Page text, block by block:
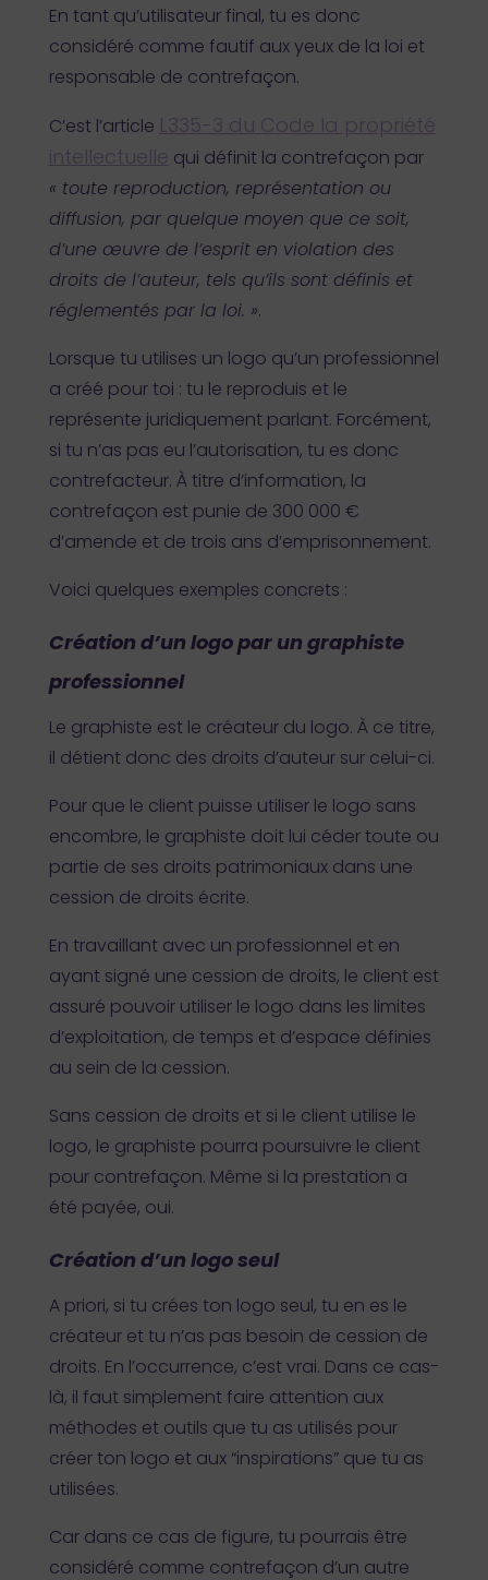
En tant qu’utilisateur final, tu es donc
considéré comme fautif aux yeux de la loi et
responsable de contrefaçon.
C’est l’article L335-3 du Code la propriété
intellectuelle qui définit la contrefaçon par
« toute reproduction, représentation ou
diffusion, par quelque moyen que ce soit,
d’une œuvre de l’esprit en violation des
droits de l’auteur, tels qu’ils sont définis et
réglementés par la loi. ».
Lorsque tu utilises un logo qu’un professionnel
a créé pour toi : tu le reproduis et le
représente juridiquement parlant. Forcément,
si tu n’as pas eu l’autorisation, tu es donc
contrefacteur. À titre d’information, la
contrefaçon est punie de 300 000 €
d’amende et de trois ans d’emprisonnement.
Voici quelques exemples concrets :
Création d’un logo par un graphiste
professionnel
Le graphiste est le créateur du logo. À ce titre,
il détient donc des droits d’auteur sur celui-ci.
Pour que le client puisse utiliser le logo sans
encombre, le graphiste doit lui céder toute ou
partie de ses droits patrimoniaux dans une
cession de droits écrite.
En travaillant avec un professionnel et en
ayant signé une cession de droits, le client est
assuré pouvoir utiliser le logo dans les limites
d’exploitation, de temps et d’espace définies
au sein de la cession.
Sans cession de droits et si le client utilise le
logo, le graphiste pourra poursuivre le client
pour contrefaçon. Même si la prestation a
été payée, oui.
Création d’un logo seul
A priori, si tu crées ton logo seul, tu en es le
créateur et tu n’as pas besoin de cession de
droits. En l’occurrence, c’est vrai. Dans ce cas-
là, il faut simplement faire attention aux
méthodes et outils que tu as utilisés pour
créer ton logo et aux “inspirations” que tu as
utilisées.
Car dans ce cas de figure, tu pourrais être
considéré comme contrefaçon d’un autre